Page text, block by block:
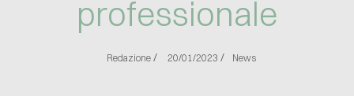
professionale
Redazione/ 20/01/2023 / News